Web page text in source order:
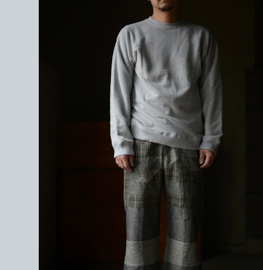
ORGANIC COTTON 100%